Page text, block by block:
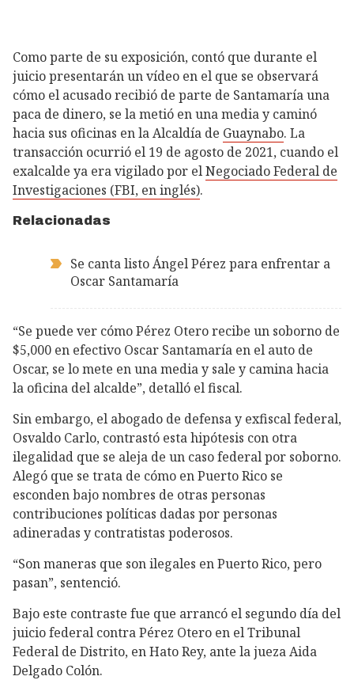
Como parte de su exposición, contó que durante el
juicio presentarán un vídeo en el que se observará
cómo el acusado recibió de parte de Santamaría una
paca de dinero, se la metió en una media y caminó
hacia sus oficinas en la Alcaldía de Guaynabo. La
transacción ocurrió el 19 de agosto de 2021, cuando el
exalcalde ya era vigilado por elNegociado Federal de
Investigaciones (FBI, en inglés).
Relacionadas
Se canta listo Ángel Pérez para enfrentar a
Oscar Santamaría
“Se puede ver cómo Pérez Otero recibe un soborno de
$5,000 en efectivo Oscar Santamaría en el auto de
Oscar, se lo mete en una media y sale y camina hacia
la oficina del alcalde”, detalló el fiscal.
Sin embargo, el abogado de defensa y exfiscal federal,
Osvaldo Carlo, contrastó esta hipótesis con otra
ilegalidad que se aleja de un caso federal por soborno.
Alegó que se trata de cómo en Puerto Rico se
esconden bajo nombres de otras personas
contribuciones políticas dadas por personas
adineradas y contratistas poderosos.
“Son maneras que son ilegales en Puerto Rico, pero
pasan”, sentenció.
Bajo este contraste fue que arrancó el segundo día del
juicio federal contra Pérez Otero en el Tribunal
Federal de Distrito, en Hato Rey, ante la jueza Aida
Delgado Colón.